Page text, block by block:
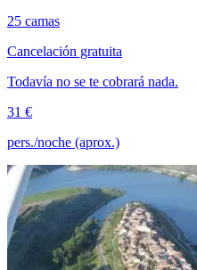
25 camas
Cancelación gratuita
Todavía no se te cobrará nada.
31 €
pers./noche (aprox.)